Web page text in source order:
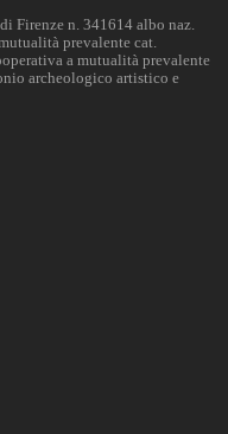
Firenze n. 341614 albo naz.
prevalente cat.
a mutualità prevalente
archeologico artistico e